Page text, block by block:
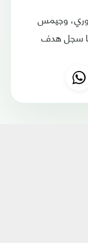
وجيمس
سجل هدف